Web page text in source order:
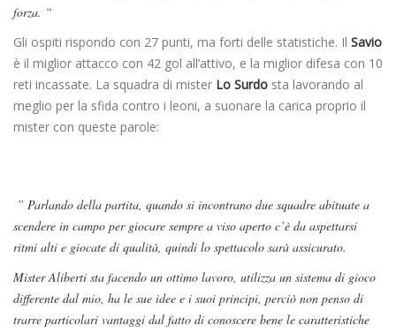
forza. “
Gli ospiti rispondo con 27 punti, ma forti delle statistiche. Il Savio
è il miglior attacco con 42 gol all’attivo, e la miglior difesa con 10
reti incassate. La squadra di mister Lo Surdo sta lavorando al
meglio per la sfida contro i leoni, a suonare la carica proprio il
mister con queste parole:
” Parlando della partita, quando si incontrano due squadre abituate a
scendere in campo per giocare sempre a viso aperto c’è da aspettarsi
ritmi alti e giocate di qualità, quindi lo spettacolo sarà assicurato.
Mister Aliberti sta facendo un ottimo lavoro, utilizza un sistema di gioco
differente dal mio, ha le sue idee e i suoi principi, perciò non penso di
trarre particolari vantaggi dal fatto di conoscere bene le caratteristiche